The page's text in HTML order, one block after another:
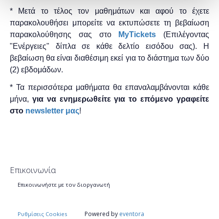
* Μετά το τέλος τον μαθημάτων και αφού το έχετε
παρακολουθήσει μπορείτε να εκτυπώσετε τη βεβαίωση
παρακολούθησης ​σας στο
MyTickets (Επιλέγοντας
"Ενέργειες" δίπλα σε κάθε δελτίο εισόδου σας). Η
βεβαίωση θα είναι διαθέσιμη εκεί για το διάστημα των δύο
(2) εβδομάδων.
* Τα περισσότερα μαθήματα θα επαναλαμβάνονται κάθε
μήνα, για να ενημερωθείτε για το επόμενο γραφείτε
στο newsletter μας!
Επικοινωνία
Επικοινωνήστε με τον διοργανωτή
Powered by eventora
Ρυθμίσεις Cookies